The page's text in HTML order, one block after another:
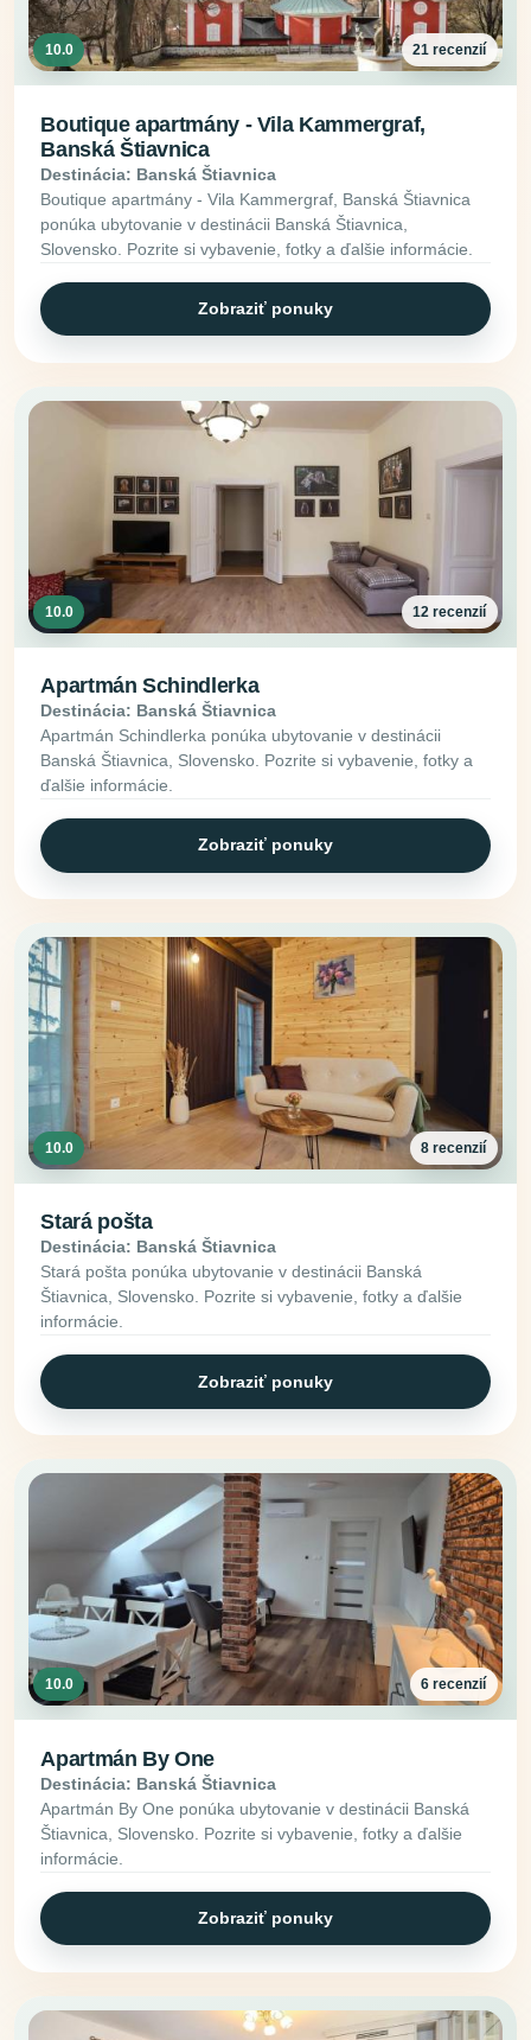
10.0 21 recenzií
Boutique apartmány - Vila Kammergraf,
Banská Štiavnica
Destinácia: Banská Štiavnica
Boutique apartmány - Vila Kammergraf, Banská Štiavnica
ponúka ubytovanie v destinácii Banská Štiavnica,
Slovensko. Pozrite si vybavenie, fotky a ďalšie informácie.
Zobraziť ponuky
10.0 12 recenzií
Apartmán Schindlerka
Destinácia: Banská Štiavnica
Apartmán Schindlerka ponúka ubytovanie v destinácii
Banská Štiavnica, Slovensko. Pozrite si vybavenie, fotky a
ďalšie informácie.
Zobraziť ponuky
10.0 8 recenzií
Stará pošta
Destinácia: Banská Štiavnica
Stará pošta ponúka ubytovanie v destinácii Banská
Štiavnica, Slovensko. Pozrite si vybavenie, fotky a ďalšie
informácie.
Zobraziť ponuky
10.0 6 recenzií
Apartmán By One
Destinácia: Banská Štiavnica
Apartmán By One ponúka ubytovanie v destinácii Banská
Štiavnica, Slovensko. Pozrite si vybavenie, fotky a ďalšie
informácie.
Zobraziť ponuky